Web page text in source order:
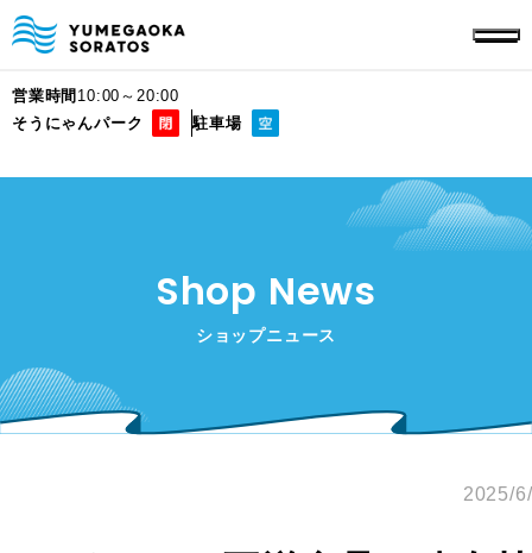
営業時間 10:00～20:00
そうにゃんパーク
駐車場
Shop News
ショップニュース
2025/